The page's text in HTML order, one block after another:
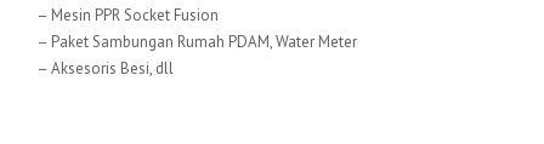
– Mesin PPR Socket Fusion
– Paket Sambungan Rumah PDAM, Water Meter
– Aksesoris Besi, dll